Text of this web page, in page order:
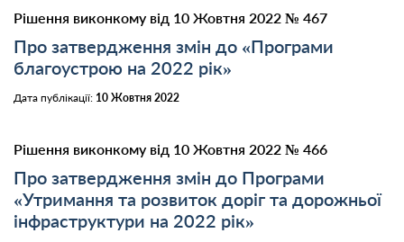
Рішення виконкому від 10 Жовтня 2022 № 467
Про затвердження змін до «Програми
благоустрою на 2022 рік»
Дата публікації: 10 Жовтня 2022
Рішення виконкому від 10 Жовтня 2022 № 466
Про затвердження змін до Програми
«Утримання та розвиток доріг та дорожньої
інфраструктури на 2022 рік»